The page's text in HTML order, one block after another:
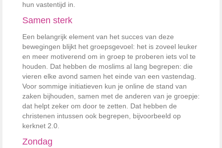
hun vastentijd in.
Samen sterk
Een belangrijk element van het succes van deze
bewegingen blijkt het groepsgevoel: het is zoveel leuker
en meer motiverend om in groep te proberen iets vol te
houden. Dat hebben de moslims al lang begrepen: die
vieren elke avond samen het einde van een vastendag.
Voor sommige initiatieven kun je online de stand van
zaken bijhouden, samen met de anderen van je groepje:
dat helpt zeker om door te zetten. Dat hebben de
christenen intussen ook begrepen, bijvoorbeeld op
kerknet 2.0.
Zondag